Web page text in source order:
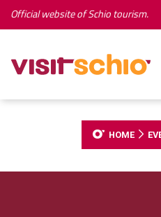
Official website of Schio tourism.
HOME